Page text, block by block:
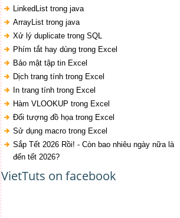
LinkedList trong java
ArrayList trong java
Xử lý duplicate trong SQL
Phím tắt hay dùng trong Excel
Bảo mật tập tin Excel
Dịch trang tính trong Excel
In trang tính trong Excel
Hàm VLOOKUP trong Excel
Đối tượng đồ họa trong Excel
Sử dụng macro trong Excel
Sắp Tết 2026 Rồi! - Còn bao nhiêu ngày nữa là
đến tết 2026?
VietTuts on facebook